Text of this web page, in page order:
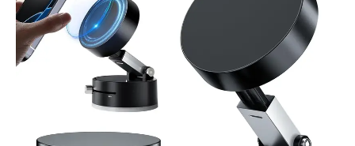
Phone
Holder